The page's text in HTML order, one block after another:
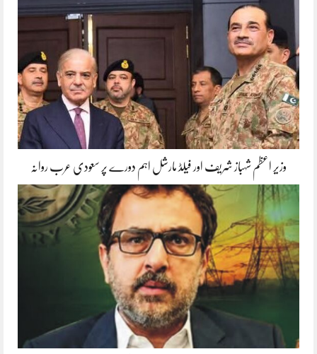
وزیر اعظم شہباز شریف اور فیلڈ مارشل اہم دورے پر سعودی عرب روانہ